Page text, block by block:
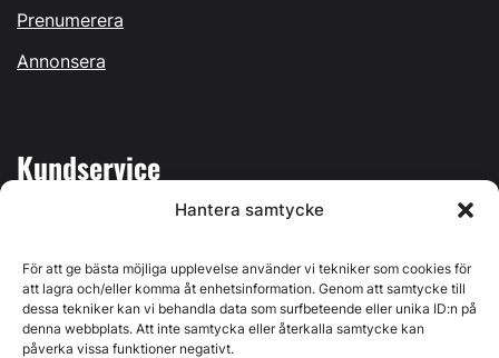
Hantera samtycke
För att ge bästa möjliga upplevelse använder vi tekniker som cookies för
att lagra och/eller komma åt enhetsinformation. Genom att samtycke till
dessa tekniker kan vi behandla data som surfbeteende eller unika ID:n på
denna webbplats. Att inte samtycka eller återkalla samtycke kan
påverka vissa funktioner negativt.
Prenumerera
Annonsera
Kundservice
Kontakta oss